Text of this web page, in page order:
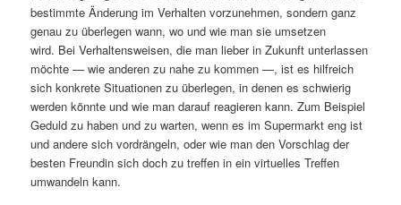
bestimmte Änderung im Verhalten vorzunehmen, sondern ganz
genau zu überlegen wann, wo und wie man sie umsetzen
wird. Bei Verhaltensweisen, die man lieber in Zukunft unterlassen
möchte — wie anderen zu nahe zu kommen —, ist es hilfreich
sich konkrete Situationen zu überlegen, in denen es schwierig
werden könnte und wie man darauf reagieren kann. Zum Beispiel
Geduld zu haben und zu warten, wenn es im Supermarkt eng ist
und andere sich vordrängeln, oder wie man den Vorschlag der
besten Freundin sich doch zu treffen in ein virtuelles Treffen
umwandeln kann.